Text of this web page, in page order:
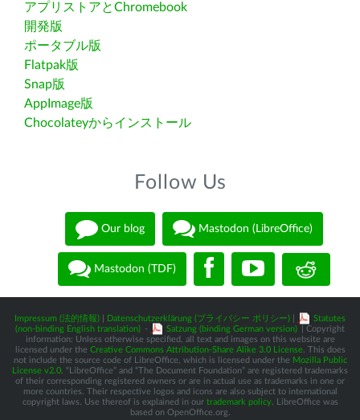
アプリストアとChromebook
開発版
ポータブル版
Flatpak版
Snap版
AppImage版
Chocolateyからインストール
Follow Us
Our blog Mastodon (LibreOffice)
Mastodon (TDF)
Impressum (法的情報) Datenschutzerklärung (プライバシー ポリシー)
Statutes
(non-binding English translation) - Satzung (binding German version)
| Copyright
information: Unless otherwise specified, all text and images on this website are
licensed under the Creative Commons Attribution-Share Alike 3.0 License. This does
not include the source code of LibreOffice, which is licensed under the Mozilla Public
License v2.0 . “LibreOffice” and “The Document Foundation” are registered trademarks
of their corresponding registered owners or are in actual use as trademarks in one or
more countries. Their respective logos and icons are also subject to international
copyright laws. Use thereof is explained in our trademark policy. LibreOffice was
based on OpenOffice.org.